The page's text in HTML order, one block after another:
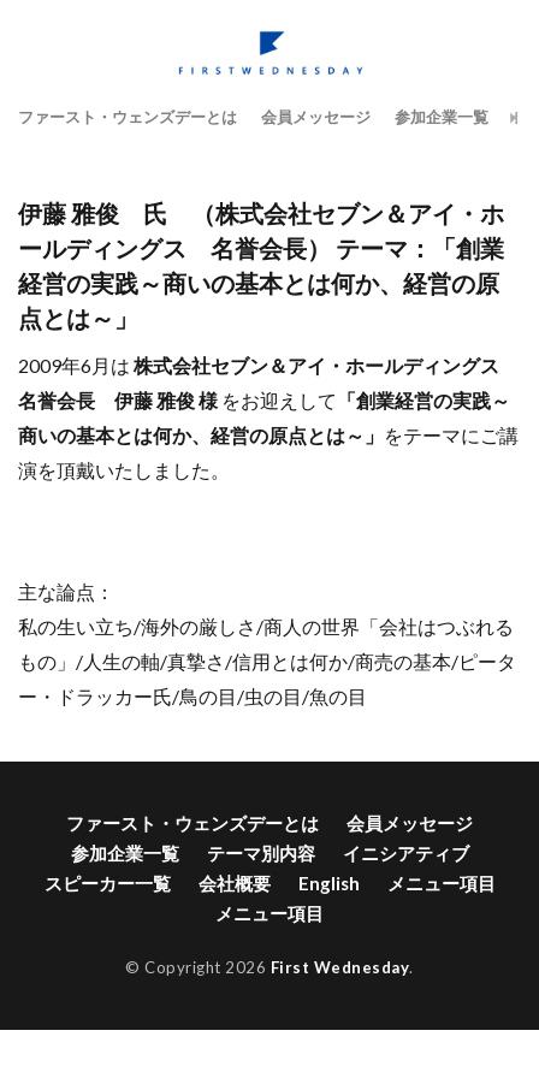
ファースト・ウェンズデーとは 会員メッセージ 参加企業一覧 テ
伊藤 雅俊 氏 （株式会社セブン＆アイ・ホ
ールディングス 名誉会長） テーマ：「創業
経営の実践～商いの基本とは何か、経営の原
点とは～」
2009年6月は 株式会社セブン＆アイ・ホールディングス
名誉会長 伊藤 雅俊 様 をお迎えして 「創業経営の実践～
商いの基本とは何か、経営の原点とは～」 をテーマにご講
演を頂戴いたしました。
主な論点：
私の生い立ち/海外の厳しさ/商人の世界「会社はつぶれる
もの」/人生の軸/真摯さ/信用とは何か/商売の基本/ピータ
ー・ドラッカー氏/鳥の目/虫の目/魚の目
ファースト・ウェンズデーとは
会員メッセージ
参加企業一覧
テーマ別内容
イニシアティブ
スピーカー一覧
会社概要 English
メニュー項目
メニュー項目
© Copyright 2026 First Wednesday.